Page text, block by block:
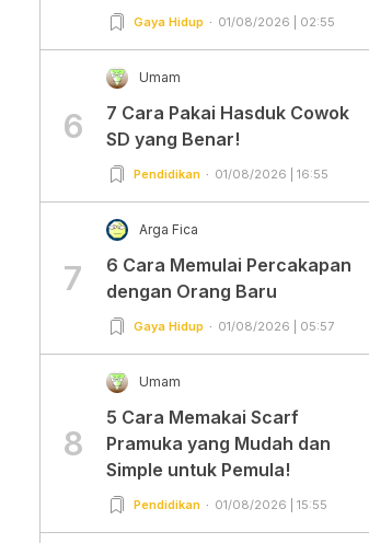
Gaya Hidup 01/08/2026 | 02:55
6
Umam
7 Cara Pakai Hasduk Cowok
SD yang Benar!
Pendidikan 01/08/2026 | 16:55
7
Arga Fica
6 Cara Memulai Percakapan
dengan Orang Baru
Gaya Hidup 01/08/2026 | 05:57
8
Umam
5 Cara Memakai Scarf
Pramuka yang Mudah dan
Simple untuk Pemula!
Pendidikan 01/08/2026 | 15:55